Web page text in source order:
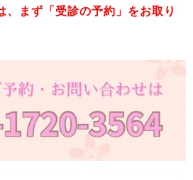
、まず「受診の予約」をお取り